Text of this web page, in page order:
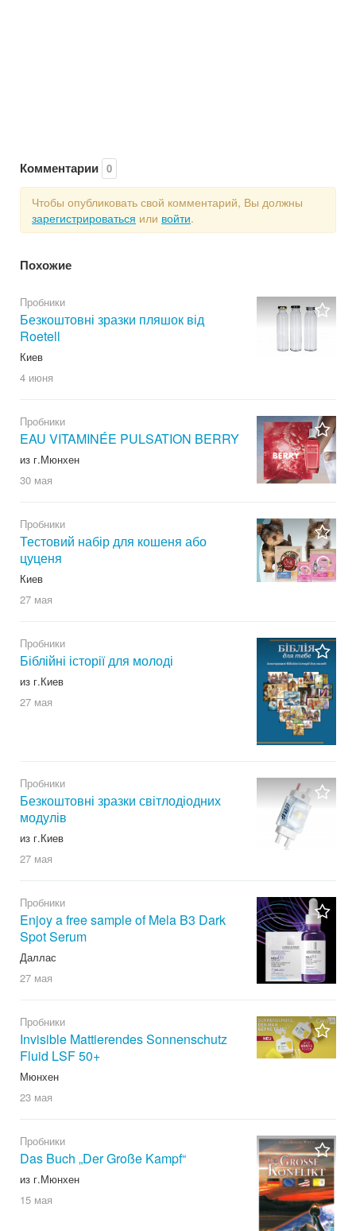
Комментарии 0
Чтобы опубликовать свой комментарий, Вы должны
зарегистрироваться или войти.
Похожие
Пробники
Безкоштовні зразки пляшок від
Roetell
Киев
4 июня
Пробники
EAU VITAMINÉE PULSATION BERRY
из г.Мюнхен
30 мая
Пробники
Тестовий набір для кошеня або
цуценя
Киев
27 мая
Пробники
Біблійні історії для молоді
из г.Киев
27 мая
Пробники
Безкоштовні зразки світлодіодних
модулів
из г.Киев
27 мая
Пробники
Enjoy a free sample of Mela B3 Dark
Spot Serum
Даллас
27 мая
Пробники
Invisible Mattierendes Sonnenschutz
Fluid LSF 50+
Мюнхен
23 мая
Пробники
Das Buch „Der Große Kampf“
из г.Мюнхен
15 мая